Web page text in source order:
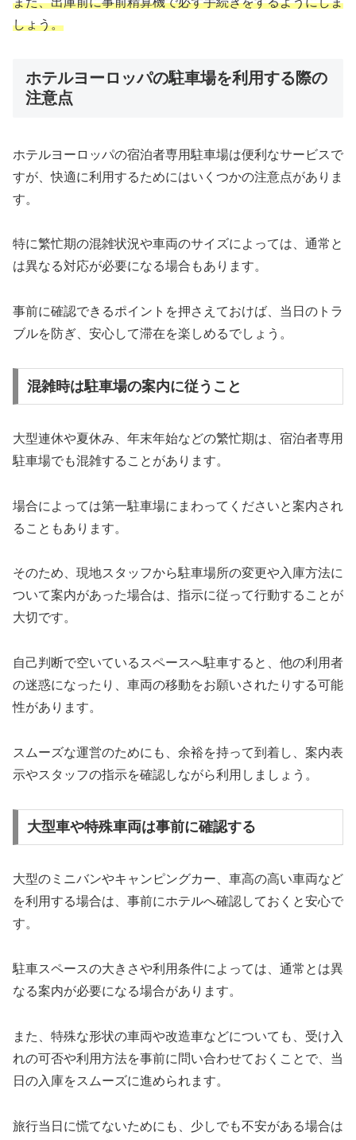
しょう。
ホテルヨーロッパの駐車場を利用する際の
注意点
ホテルヨーロッパの宿泊者専用駐車場は便利なサービスで
すが、快適に利用するためにはいくつかの注意点がありま
す。
特に繁忙期の混雑状況や車両のサイズによっては、通常と
は異なる対応が必要になる場合もあります。
事前に確認できるポイントを押さえておけば、当日のトラ
ブルを防ぎ、安心して滞在を楽しめるでしょう。
混雑時は駐車場の案内に従うこと
大型連休や夏休み、年末年始などの繁忙期は、宿泊者専用
駐車場でも混雑することがあります。
場合によっては第一駐車場にまわってくださいと案内され
ることもあります。
そのため、現地スタッフから駐車場所の変更や入庫方法に
ついて案内があった場合は、指示に従って行動することが
大切です。
自己判断で空いているスペースへ駐車すると、他の利用者
の迷惑になったり、車両の移動をお願いされたりする可能
性があります。
スムーズな運営のためにも、余裕を持って到着し、案内表
示やスタッフの指示を確認しながら利用しましょう。
大型車や特殊車両は事前に確認する
大型のミニバンやキャンピングカー、車高の高い車両など
を利用する場合は、事前にホテルへ確認しておくと安心で
す。
駐車スペースの大きさや利用条件によっては、通常とは異
なる案内が必要になる場合があります。
また、特殊な形状の車両や改造車などについても、受け入
れの可否や利用方法を事前に問い合わせておくことで、当
日の入庫をスムーズに進められます。
旅行当日に慌てないためにも、少しでも不安がある場合は